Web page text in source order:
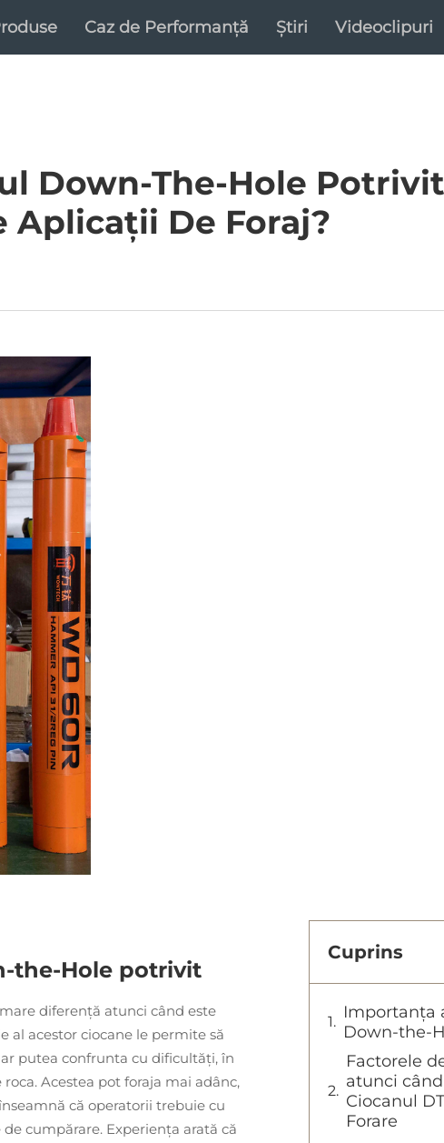
Caz de Performanță Știri Videoclipuri
Down-The-Hole
Aplicații De Foraj?
the-Hole potrivit
diferență atunci când este
al acestor ciocane le permite să
putea confrunta cu dificultăți, în
Acestea pot foraja mai adânc,
că operatorii trebuie cu
cumpărare. Experiența arată că
Cuprins
Importanța
Down-the-
Factorele
atunci
Ciocanul
Forare